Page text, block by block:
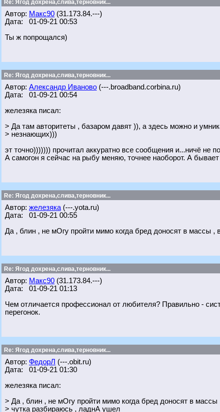
Re: Ягод дохрена,слива,терновник...
Автор: Макс90 (31.173.84.---)
Дата: 01-09-21 00:53
Ты ж попрощался)
Re: Ягод дохрена,слива,терновник...
Автор: Александр Иваново (---.broadband.corbina.ru)
Дата: 01-09-21 00:54
железяка писал:
> Да там авторитеты , базаром давят )), а здесь можно и
> незнающих)))
эт точно))))))) прочитал аккуратно все сообщения и...ничё не
А самогон я сейчас на рыбу меняю, точнее наоборот. А
Re: Ягод дохрена,слива,терновник...
Автор: железяка (---.yota.ru)
Дата: 01-09-21 00:55
Да , блин , не мОгу пройти мимо когда бред доносят в массы
Re: Ягод дохрена,слива,терновник...
Автор: Макс90 (31.173.84.---)
Дата: 01-09-21 01:13
Чем отличается профессионал от любителя? Правильно -
перегонок.
Re: Ягод дохрена,слива,терновник...
Автор: ФедорЛ (---.obit.ru)
Дата: 01-09-21 01:30
железяка писал:
> Да , блин , не мОгу пройти мимо когда бред доносят в массы
> чутка разбираюсь , ладнА ушел